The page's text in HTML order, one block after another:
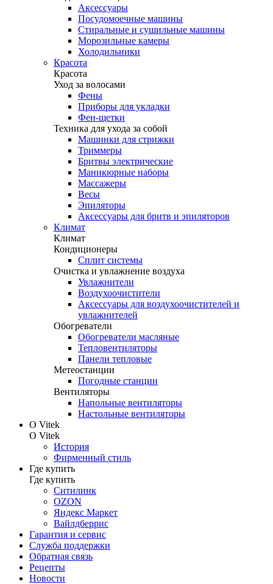
Аксессуары
Посудомоечные машины
Стиральные и сушильные машины
Морозильные камеры
Холодильники
Красота
Красота
Уход за волосами
Фены
Приборы для укладки
Фен-щетки
Техника для ухода за собой
Машинки для стрижки
Триммеры
Бритвы электрические
Маникюрные наборы
Массажеры
Весы
Эпиляторы
Аксессуары для бритв и эпиляторов
Климат
Климат
Кондиционеры
Сплит системы
Очистка и увлажнение воздуха
Увлажнители
Воздухоочистители
Аксессуары для воздухоочистителей и
увлажнителей
Обогреватели
Обогреватели масляные
Тепловентиляторы
Панели тепловые
Метеостанции
Погодные станции
Вентиляторы
Напольные вентиляторы
Настольные вентиляторы
О Vitek
О Vitek
История
Фирменный стиль
Где купить
Где купить
Ситилинк
OZON
Яндекс Маркет
Вайлдберрис
Гарантия и сервис
Служба поддержки
Обратная связь
Рецепты
Новости